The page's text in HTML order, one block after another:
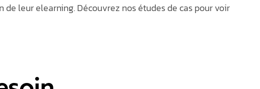
de leurelearning.Découvrez nos études de caspour voir